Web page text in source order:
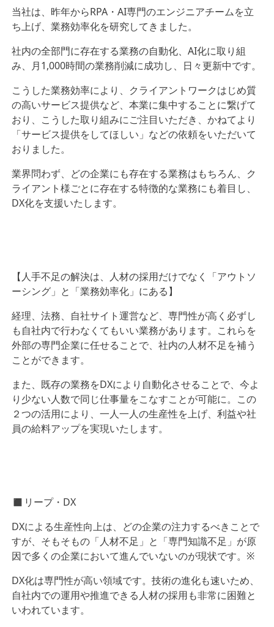
当社は、昨年からRPA・AI専門のエンジニアチームを立
ち上げ、業務効率化を研究してきました。
社内の全部門に存在する業務の自動化、AI化に取り組
み、月1,000時間の業務削減に成功し、日々更新中です。
こうした業務効率により、クライアントワークはじめ質
の高いサービス提供など、本業に集中することに繋げて
おり、こうした取り組みにご注目いただき、かねてより
「サービス提供をしてほしい」などの依頼をいただいて
おりました。
業界問わず、どの企業にも存在する業務はもちろん、ク
ライアント様ごとに存在する特徴的な業務にも着目し、
DX化を支援いたします。
【人手不足の解決は、人材の採用だけでなく「アウトソ
ーシング」と「業務効率化」にある】
経理、法務、自社サイト運営など、専門性が高く必ずし
も自社内で行わなくてもいい業務があります。これらを
外部の専門企業に任せることで、社内の人材不足を補う
ことができます。
また、既存の業務をDXにより自動化させることで、今よ
り少ない人数で同じ仕事量をこなすことが可能に。この
２つの活用により、一人一人の生産性を上げ、利益や社
員の給料アップを実現いたします。
◼︎リープ・DX
DXによる生産性向上は、どの企業の注力するべきことで
すが、そもそもの「人材不足」と「専門知識不足」が原
因で多くの企業において進んでいないのが現状です。※
DX化は専門性が高い領域です。技術の進化も速いため、
自社内での運用や推進できる人材の採用も非常に困難と
いわれています。